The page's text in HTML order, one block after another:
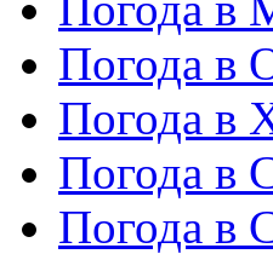
Погода в
Погода в
Погода в
Погода в